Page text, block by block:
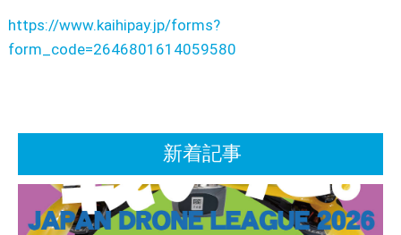
https://www.kaihipay.jp/forms?
form_code=2646801614059580
新着記事